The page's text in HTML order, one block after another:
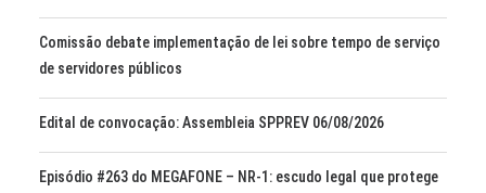
Comissão debate implementação de lei sobre tempo de serviço
de servidores públicos
Edital de convocação: Assembleia SPPREV 06/08/2026
Episódio #263 do MEGAFONE – NR-1: escudo legal que protege